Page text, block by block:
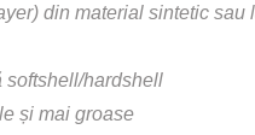
din material sintetic sau
softshell/hardshell
și mai groase